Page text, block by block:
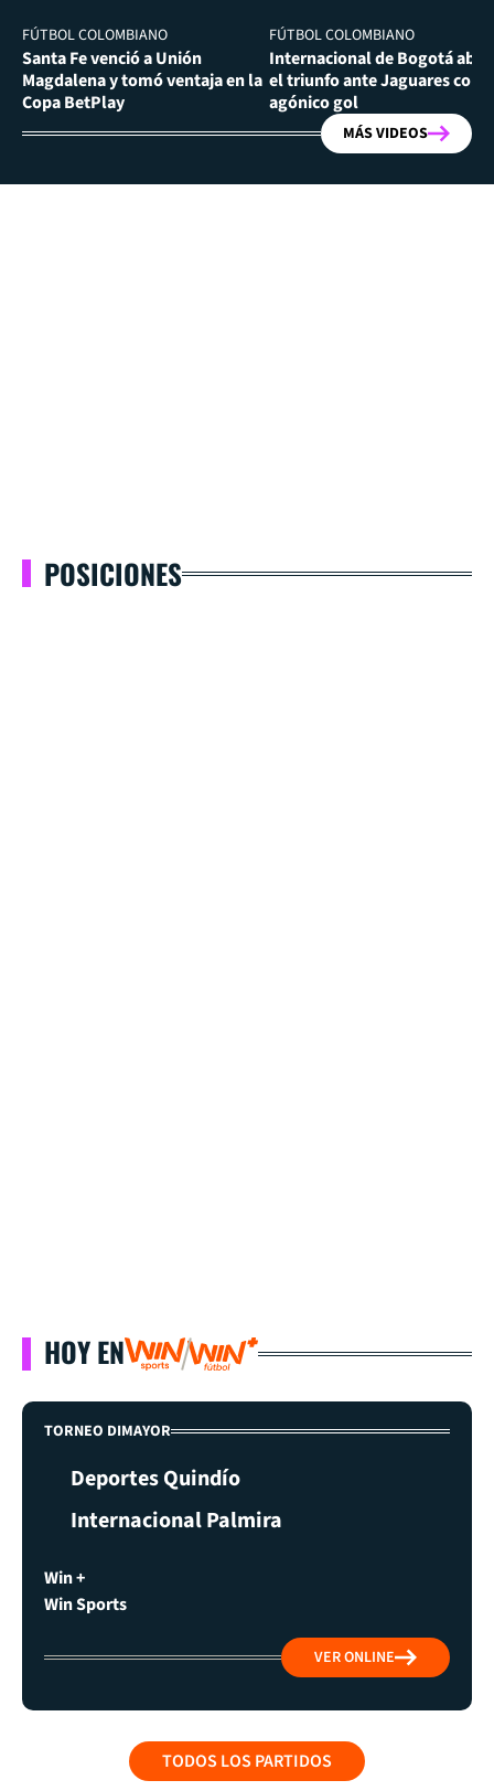
FÚTBOL COLOMBIANO
Santa Fe venció a Unión
Magdalena y tomó ventaja en la
Copa BetPlay
FÚTBOL COLOMBIANO
Internacional de Bogotá
el triunfo ante Jaguares con
agónico gol
MÁS VIDEOS
POSICIONES
HOY EN
TORNEO DIMAYOR
Deportes Quindío
Internacional Palmira
Win +
Win Sports
VER ONLINE
TODOS LOS PARTIDOS